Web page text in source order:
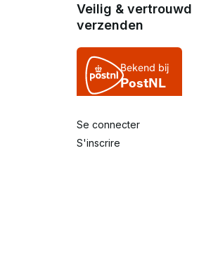
Veilig & vertrouwd
verzenden
Se connecter
S'inscrire